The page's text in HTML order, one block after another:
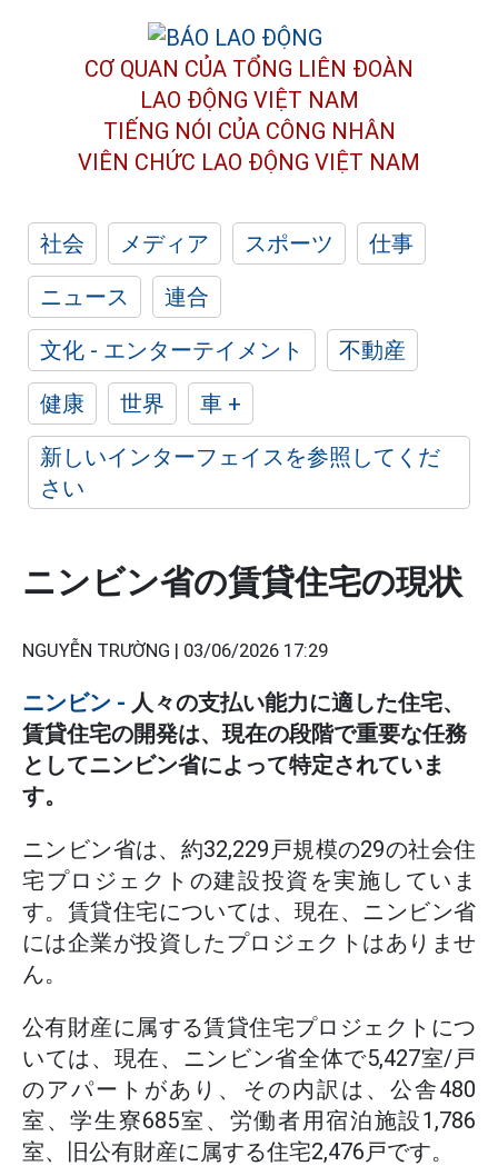
CƠ QUAN CỦA TỔNG LIÊN ĐOÀN
LAO ĐỘNG VIỆT NAM
TIẾNG NÓI CỦA CÔNG NHÂN
VIÊN CHỨC LAO ĐỘNG VIỆT NAM
社会 メディア スポーツ
仕事
ニュース
連合
文化 - エンターテイメント
不動産
健康
世界
車 +
新しいインターフェイスを参照してくだ
さい
ニンビン省の賃貸住宅の現状
NGUYỄN TRƯỜNG | 03/06/2026 17:29
ニンビン - 人々の支払い能力に適した住宅、
賃貸住宅の開発は、現在の段階で重要な任務
としてニンビン省によって特定されていま
す。
ニンビン省は、約32,229戸規模の29の社会住
宅プロジェクトの建設投資を実施していま
す。賃貸住宅については、現在、ニンビン省
には企業が投資したプロジェクトはありませ
ん。
公有財産に属する賃貸住宅プロジェクトにつ
いては、現在、ニンビン省全体で5,427室/戸
のアパートがあり、その内訳は、公舎480
室、学生寮685室、労働者用宿泊施設1,786
室、旧公有財産に属する住宅2,476戸です。